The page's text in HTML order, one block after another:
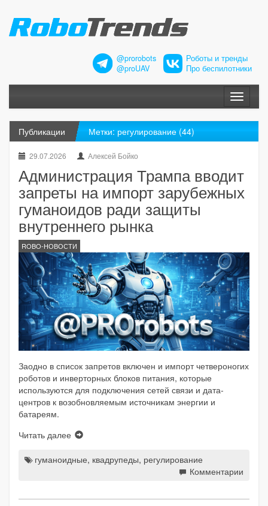
@prorobots
@proUAV
Роботы и тренды
Про беспилотники
Меню
Публикации Метки: регулирование (44)
29.07.2026 Алексей Бойко
Администрация Трампа вводит
запреты на импорт зарубежных
гуманоидов ради защиты
внутреннего рынка
ROBO-НОВОСТИ
Заодно в список запретов включен и импорт четвероногих
роботов и инверторных блоков питания, которые
используются для подключения сетей связи и дата-
центров к возобновляемым источникам энергии и
батареям.
Читать далее
гуманоидные, квадрупеды, регулирование
Комментарии